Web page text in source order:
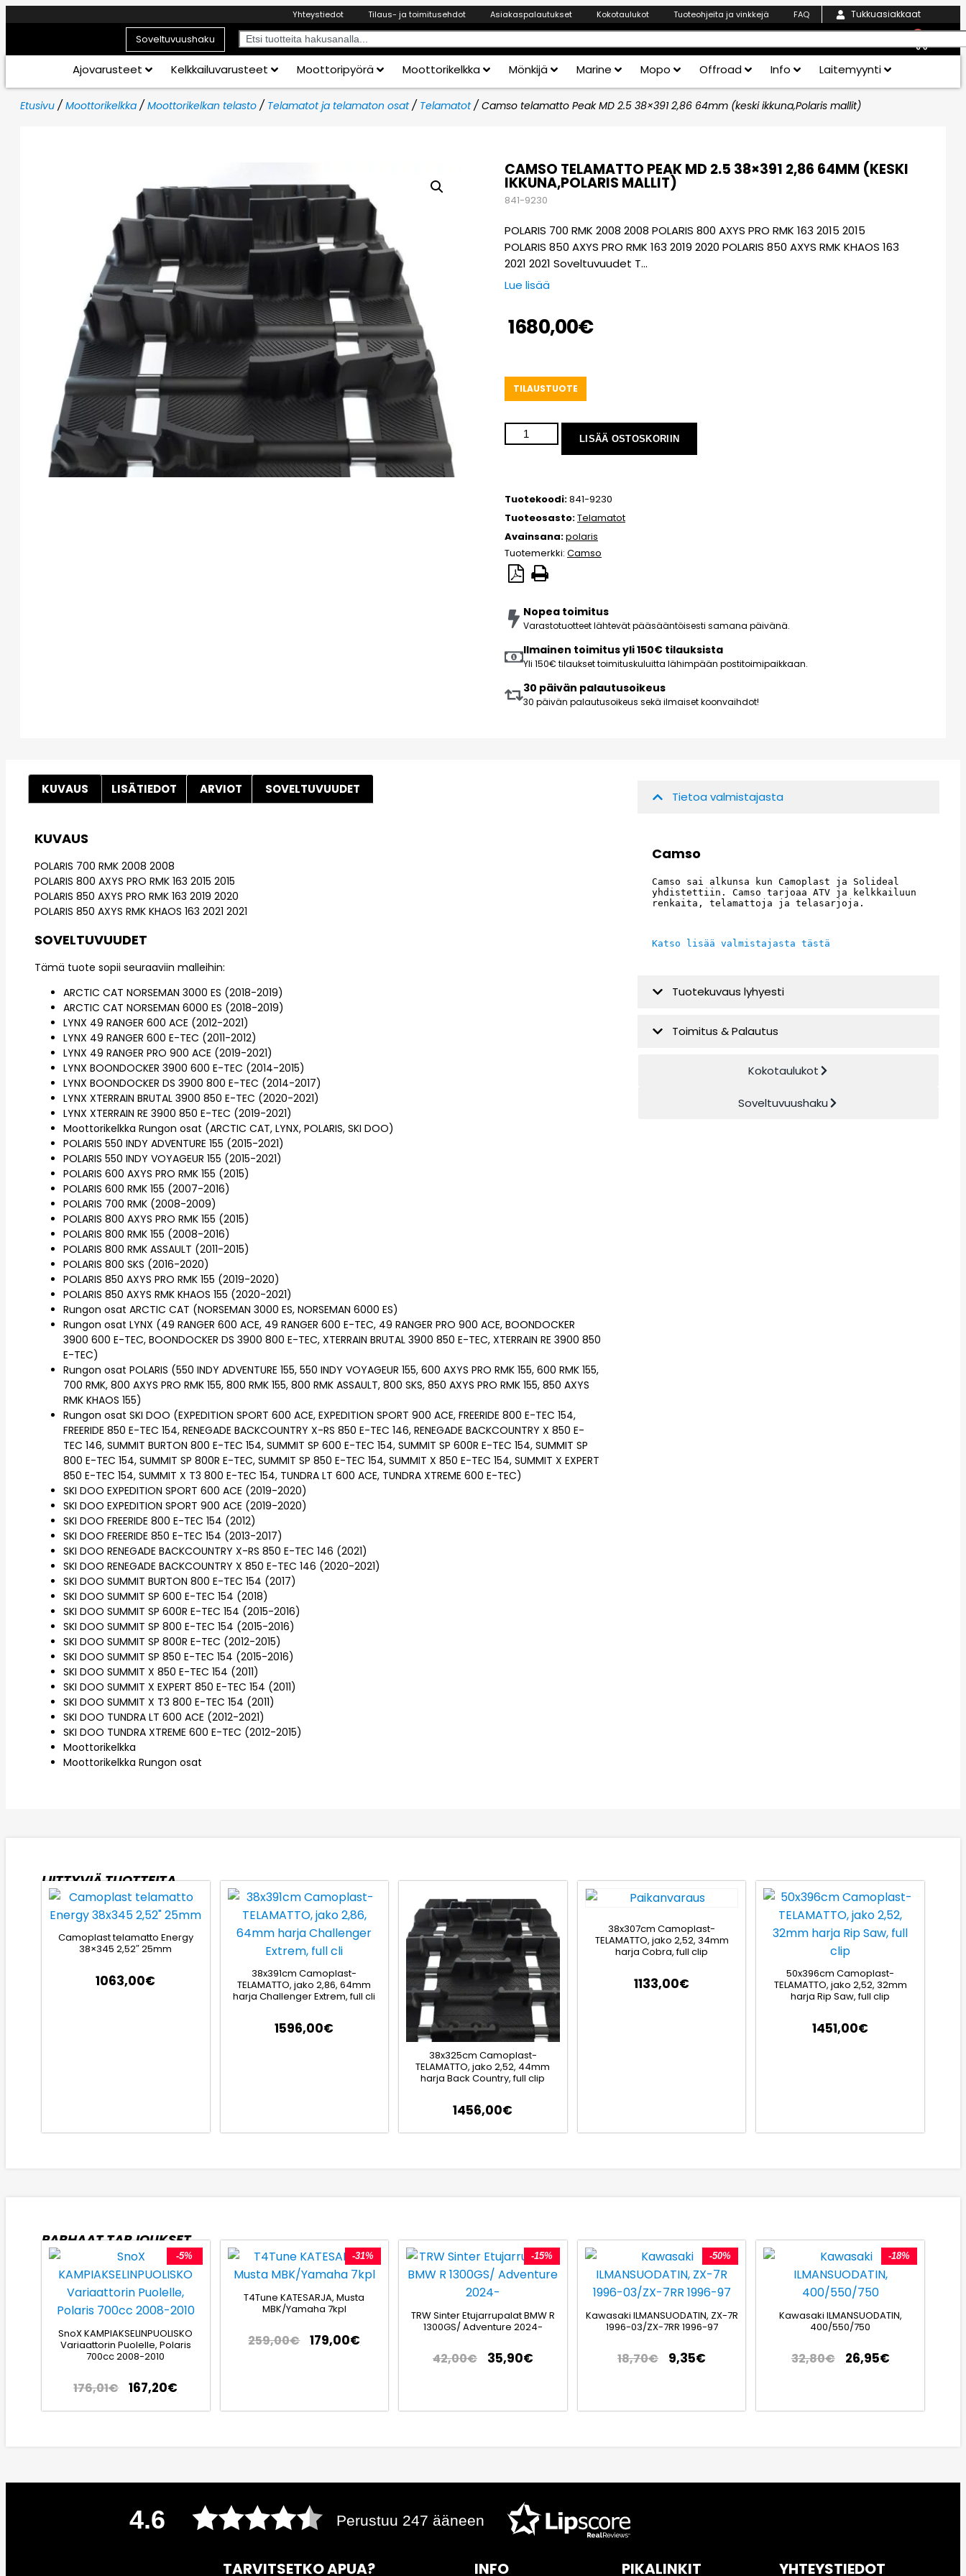
Yhteystiedot Tilaus- ja toimitusehdot Asiakaspalautukset Kokotaulukot Tuoteohjeita ja vinkkejä FAQ Tukkuasiakkaat
Soveltuvuushaku 0
Ajovarusteet Kelkkailuvarusteet Moottoripyörä Moottorikelkka Mönkijä Marine Mopo Offroad Info Laitemyynti
Etusivu / Moottorikelkka / Moottorikelkan telasto / Telamatot ja telamaton osat/ Telamatot/ Camso telamatto Peak MD 2.5 38×391 2,86 64mm (keski ikkuna,Polaris mallit)
CAMSO TELAMATTO PEAK MD 2.5 38×391 2,86 64MM (KESKI
IKKUNA,POLARIS MALLIT)
841-9230
POLARIS 700 RMK 2008 2008 POLARIS 800 AXYS PRO RMK 163 2015 2015
POLARIS 850 AXYS PRO RMK 163 2019 2020 POLARIS 850 AXYS RMK KHAOS 163
2021 2021 Soveltuvuudet T…
Lue lisää
1680,00€
TILAUSTUOTE
LISÄÄ OSTOSKORIIN
Tuotekoodi:841-9230
Tuoteosasto:Telamatot
Avainsana:polaris
Tuotemerkki: Camso
Nopea toimitus
Varastotuotteet lähtevät pääsääntöisesti samana päivänä.
Ilmainen toimitus yli 150€ tilauksista
Yli 150€ tilaukset toimituskuluitta lähimpään postitoimipaikkaan.
30 päivän palautusoikeus
30 päivän palautusoikeus sekä ilmaiset koonvaihdot!
KUVAUS LISÄTIEDOT ARVIOT SOVELTUVUUDET
KUVAUS
POLARIS 700 RMK 2008 2008
POLARIS 800 AXYS PRO RMK 163 2015 2015
POLARIS 850 AXYS PRO RMK 163 2019 2020
POLARIS 850 AXYS RMK KHAOS 163 2021 2021
SOVELTUVUUDET
Tämä tuote sopii seuraaviin malleihin:
ARCTIC CAT NORSEMAN 3000 ES (2018-2019)
ARCTIC CAT NORSEMAN 6000 ES (2018-2019)
LYNX 49 RANGER 600 ACE (2012-2021)
LYNX 49 RANGER 600 E-TEC (2011-2012)
LYNX 49 RANGER PRO 900 ACE (2019-2021)
LYNX BOONDOCKER 3900 600 E-TEC (2014-2015)
LYNX BOONDOCKER DS 3900 800 E-TEC (2014-2017)
LYNX XTERRAIN BRUTAL 3900 850 E-TEC (2020-2021)
LYNX XTERRAIN RE 3900 850 E-TEC (2019-2021)
Moottorikelkka Rungon osat (ARCTIC CAT, LYNX, POLARIS, SKI DOO)
POLARIS 550 INDY ADVENTURE 155 (2015-2021)
POLARIS 550 INDY VOYAGEUR 155 (2015-2021)
POLARIS 600 AXYS PRO RMK 155 (2015)
POLARIS 600 RMK 155 (2007-2016)
POLARIS 700 RMK (2008-2009)
POLARIS 800 AXYS PRO RMK 155 (2015)
POLARIS 800 RMK 155 (2008-2016)
POLARIS 800 RMK ASSAULT (2011-2015)
POLARIS 800 SKS (2016-2020)
POLARIS 850 AXYS PRO RMK 155 (2019-2020)
POLARIS 850 AXYS RMK KHAOS 155 (2020-2021)
Rungon osat ARCTIC CAT (NORSEMAN 3000 ES, NORSEMAN 6000 ES)
Rungon osat LYNX (49 RANGER 600 ACE, 49 RANGER 600 E-TEC, 49 RANGER PRO 900 ACE, BOONDOCKER
3900 600 E-TEC, BOONDOCKER DS 3900 800 E-TEC, XTERRAIN BRUTAL 3900 850 E-TEC, XTERRAIN RE 3900 850
E-TEC)
Rungon osat POLARIS (550 INDY ADVENTURE 155, 550 INDY VOYAGEUR 155, 600 AXYS PRO RMK 155, 600 RMK 155,
700 RMK, 800 AXYS PRO RMK 155, 800 RMK 155, 800 RMK ASSAULT, 800 SKS, 850 AXYS PRO RMK 155, 850 AXYS
RMK KHAOS 155)
Rungon osat SKI DOO (EXPEDITION SPORT 600 ACE, EXPEDITION SPORT 900 ACE, FREERIDE 800 E-TEC 154,
FREERIDE 850 E-TEC 154, RENEGADE BACKCOUNTRY X-RS 850 E-TEC 146, RENEGADE BACKCOUNTRY X 850 E-
TEC 146, SUMMIT BURTON 800 E-TEC 154, SUMMIT SP 600 E-TEC 154, SUMMIT SP 600R E-TEC 154, SUMMIT SP
800 E-TEC 154, SUMMIT SP 800R E-TEC, SUMMIT SP 850 E-TEC 154, SUMMIT X 850 E-TEC 154, SUMMIT X EXPERT
850 E-TEC 154, SUMMIT X T3 800 E-TEC 154, TUNDRA LT 600 ACE, TUNDRA XTREME 600 E-TEC)
SKI DOO EXPEDITION SPORT 600 ACE (2019-2020)
SKI DOO EXPEDITION SPORT 900 ACE (2019-2020)
SKI DOO FREERIDE 800 E-TEC 154 (2012)
SKI DOO FREERIDE 850 E-TEC 154 (2013-2017)
SKI DOO RENEGADE BACKCOUNTRY X-RS 850 E-TEC 146 (2021)
SKI DOO RENEGADE BACKCOUNTRY X 850 E-TEC 146 (2020-2021)
SKI DOO SUMMIT BURTON 800 E-TEC 154 (2017)
SKI DOO SUMMIT SP 600 E-TEC 154 (2018)
SKI DOO SUMMIT SP 600R E-TEC 154 (2015-2016)
SKI DOO SUMMIT SP 800 E-TEC 154 (2015-2016)
SKI DOO SUMMIT SP 800R E-TEC (2012-2015)
SKI DOO SUMMIT SP 850 E-TEC 154 (2015-2016)
SKI DOO SUMMIT X 850 E-TEC 154 (2011)
SKI DOO SUMMIT X EXPERT 850 E-TEC 154 (2011)
SKI DOO SUMMIT X T3 800 E-TEC 154 (2011)
SKI DOO TUNDRA LT 600 ACE (2012-2021)
SKI DOO TUNDRA XTREME 600 E-TEC (2012-2015)
Moottorikelkka
Moottorikelkka Rungon osat
Tietoa valmistajasta
Camso
Camso sai alkunsa kun Camoplast ja Solideal
yhdistettiin. Camso tarjoaa ATV ja kelkkailuun
renkaita, telamattoja ja telasarjoja.
Katso lisää valmistajasta tästä
Tuotekuvaus lyhyesti
Toimitus & Palautus
Kokotaulukot
Soveltuvuushaku
LIITTYVIÄ TUOTTEITA
Camoplast telamatto Energy
38×345 2,52″ 25mm
1063,00€
38x391cm Camoplast-
TELAMATTO, jako 2,86, 64mm
harja Challenger Extrem, full cli
1596,00€
38x325cm Camoplast-
TELAMATTO, jako 2,52, 44mm
harja Back Country, full clip
1456,00€
38x307cm Camoplast-
TELAMATTO, jako 2,52, 34mm
harja Cobra, full clip
1133,00€
50x396cm Camoplast-
TELAMATTO, jako 2,52, 32mm
harja Rip Saw, full clip
1451,00€
PARHAAT TARJOUKSET
-5%
SnoX KAMPIAKSELINPUOLISKO
Variaattorin Puolelle, Polaris
700cc 2008-2010
176,01€ 167,20€
-31%
T4Tune KATESARJA, Musta
MBK/Yamaha 7kpl
259,00€ 179,00€
-15%
TRW Sinter Etujarrupalat BMW R
1300GS/ Adventure 2024-
42,00€ 35,90€
-50%
Kawasaki ILMANSUODATIN, ZX-7R
1996-03/ZX-7RR 1996-97
18,70€ 9,35€
-18%
Kawasaki ILMANSUODATIN,
400/550/750
32,80€ 26,95€
4.6 Perustuu 247 ääneen
TARVITSETKO APUA? INFO PIKALINKIT YHTEYSTIEDOT